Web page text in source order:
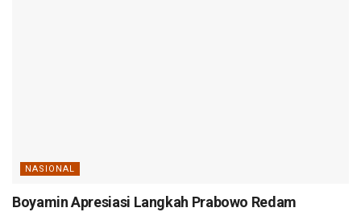
NASIONAL
Boyamin Apresiasi Langkah Prabowo Redam